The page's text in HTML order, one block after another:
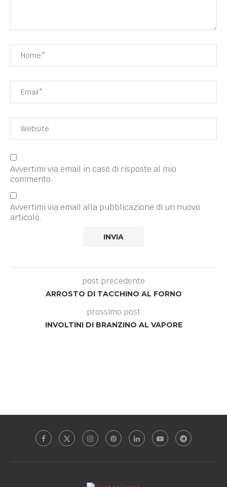
Avvertimi via email in caso di risposte al mio
commento.
Avvertimi via email alla pubblicazione di un nuovo
articolo.
post precedente
ARROSTO DI TACCHINO AL FORNO
prossimo post
INVOLTINI DI BRANZINO AL VAPORE